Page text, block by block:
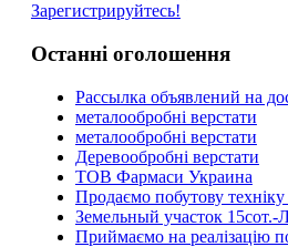
Зарегистрируйтесь!
Останні оголошення
Рассылка объявлений на
металообробні верстати
металообробні верстати
Деревообробні верстати
ТОВ Фармаси Украина
Продаємо побутову
Земельный участок
Приймаємо на реалізацію